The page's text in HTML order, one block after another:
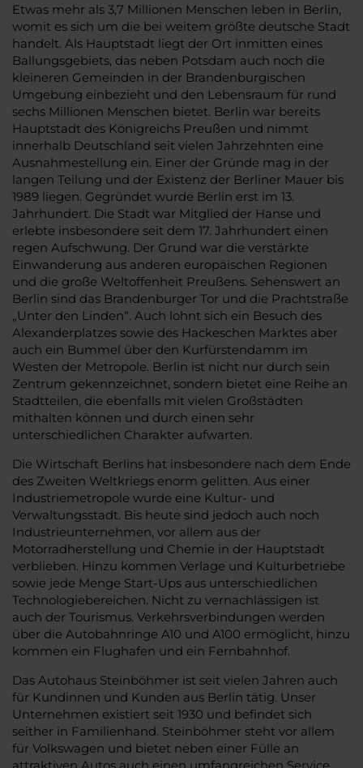
Etwas mehr als 3,7 Millionen Menschen leben in Berlin,
womit es sich um die bei weitem größte deutsche Stadt
handelt. Als Hauptstadt liegt der Ort inmitten eines
Ballungsgebiets, das neben Potsdam auch noch die
kleineren Gemeinden in der Brandenburgischen
Umgebung einbezieht und den Lebensraum für rund
sechs Millionen Menschen bietet. Berlin war bereits
Hauptstadt des Königreichs Preußen und nimmt
innerhalb Deutschland seit vielen Jahrzehnten eine
Ausnahmestellung ein. Einer der Gründe mag in der
langen Teilung und der Existenz der Berliner Mauer bis
1989 liegen. Gegründet wurde Berlin erst im 13.
Jahrhundert. Die Stadt war Mitglied der Hanse und
erlebte insbesondere seit dem 17. Jahrhundert einen
regen Aufschwung. Der Grund war die verstärkte
Einwanderung aus anderen europäischen Regionen
und die große Weltoffenheit Preußens. Sehenswert an
Berlin sind das Brandenburger Tor und die Prachtstraße
„Unter den Linden“. Auch lohnt sich ein Besuch des
Alexanderplatzes sowie des Hackeschen Marktes aber
auch ein Bummel über den Kurfürstendamm im
Westen der Metropole. Berlin ist nicht nur durch sein
Zentrum gekennzeichnet, sondern bietet eine Reihe an
Stadtteilen, die ebenfalls mit vielen Großstädten
mithalten können und durch einen sehr
unterschiedlichen Charakter aufwarten.
Die Wirtschaft Berlins hat insbesondere nach dem Ende
des Zweiten Weltkriegs enorm gelitten. Aus einer
Industriemetropole wurde eine Kultur- und
Verwaltungsstadt. Bis heute sind jedoch auch noch
Industrieunternehmen, vor allem aus der
Motorradherstellung und Chemie in der Hauptstadt
verblieben. Hinzu kommen Verlage und Kulturbetriebe
sowie jede Menge Start-Ups aus unterschiedlichen
Technologiebereichen. Nicht zu vernachlässigen ist
auch der Tourismus. Verkehrsverbindungen werden
über die Autobahnringe A10 und A100 ermöglicht, hinzu
kommen ein Flughafen und ein Fernbahnhof.
Das Autohaus Steinböhmer ist seit vielen Jahren auch
für Kundinnen und Kunden aus Berlin tätig. Unser
Unternehmen existiert seit 1930 und befindet sich
seither in Familienhand. Steinböhmer steht vor allem
für Volkswagen und bietet neben einer Fülle an
attraktiven Autos auch einen umfangreichen Service.